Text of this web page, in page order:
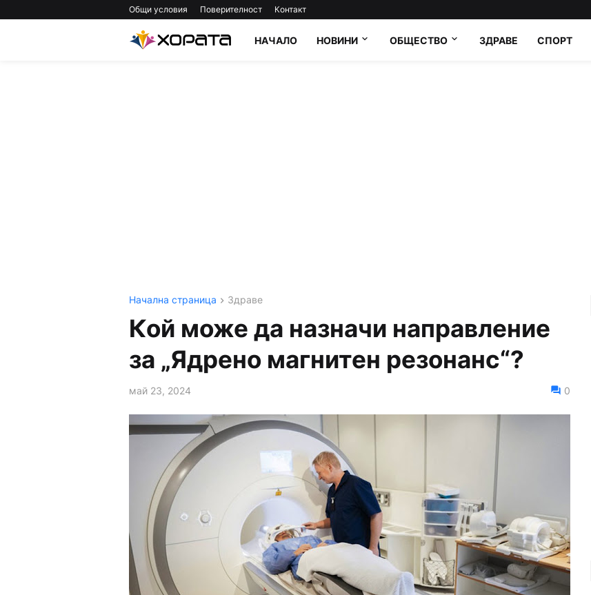
Общи условия Поверителност Контакт
НАЧАЛО НОВИНИ ОБЩЕСТВО ЗДРАВЕ СПОРТ
Начална страница Здраве
Кой може да назначи направление
за „Ядрено магнитен резонанс“?
май 23, 2024 0